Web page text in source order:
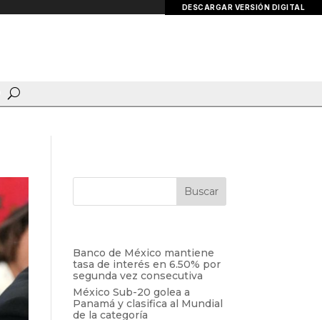
DESCARGAR VERSIÓN DIGITAL
Banco de México mantiene
tasa de interés en 6.50% por
segunda vez consecutiva
México Sub-20 golea a
Panamá y clasifica al Mundial
de la categoría